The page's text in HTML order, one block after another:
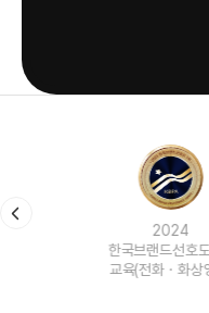
한국브랜드선호도 1위
교육(전화ㆍ화상영어)